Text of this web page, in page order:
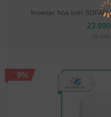
Inverter hòa lưới SOFAR
- 9%